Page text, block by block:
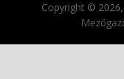
Copyright ©